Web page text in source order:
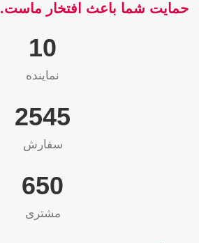
حمایت شما باعث افتخار ماست.
10
نماینده
2565
سفارش
655
مشتری